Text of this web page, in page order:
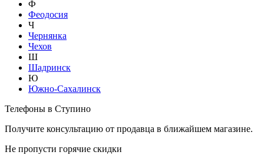
Ф
Феодосия
Ч
Чернянка
Чехов
Ш
Шадринск
Ю
Южно-Сахалинск
Телефоны в Ступино
Получите консультацию от продавца в ближайшем магазине.
Не пропусти горячие скидки